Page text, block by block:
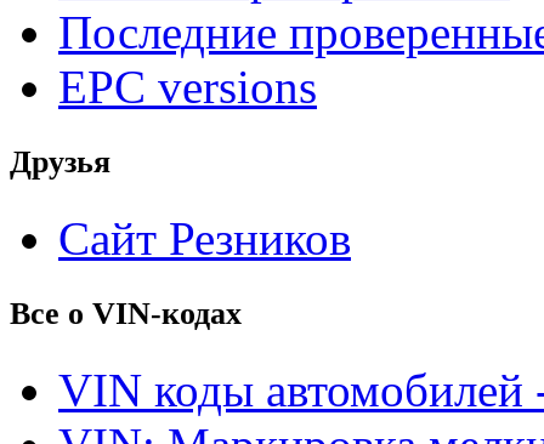
Последние
EPC versions
Друзья
Сайт Резников
Все о VIN-кодах
VIN коды автомобилей